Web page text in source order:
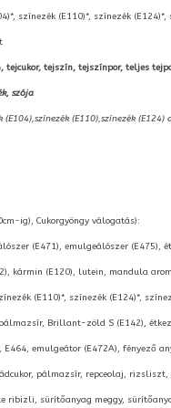
színezék (E110)*, színezék (E124)*,
tejszín, tejszínpor, teljes
szója
(E110),színezék
ig), Cukorgyöngy válogatás):
(E471), emulgeálószer (E475),
kármin (E120), lutein, mandula
(E110)*, színezék (E124)*,
Brillant-zöld S (E142),
emulgeátor (E472A), fényező
pálmazsír, repceolaj,
sürítőanyag meggy,